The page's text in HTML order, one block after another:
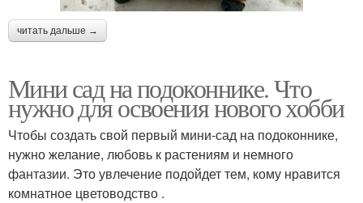
читать дальше →
Мини сад на подоконнике. Что
нужно для освоения нового хобби
Чтобы создать свой первый мини-сад на подоконнике,
нужно желание, любовь к растениям и немного
фантазии. Это увлечение подойдет тем, кому нравится
комнатное цветоводство .